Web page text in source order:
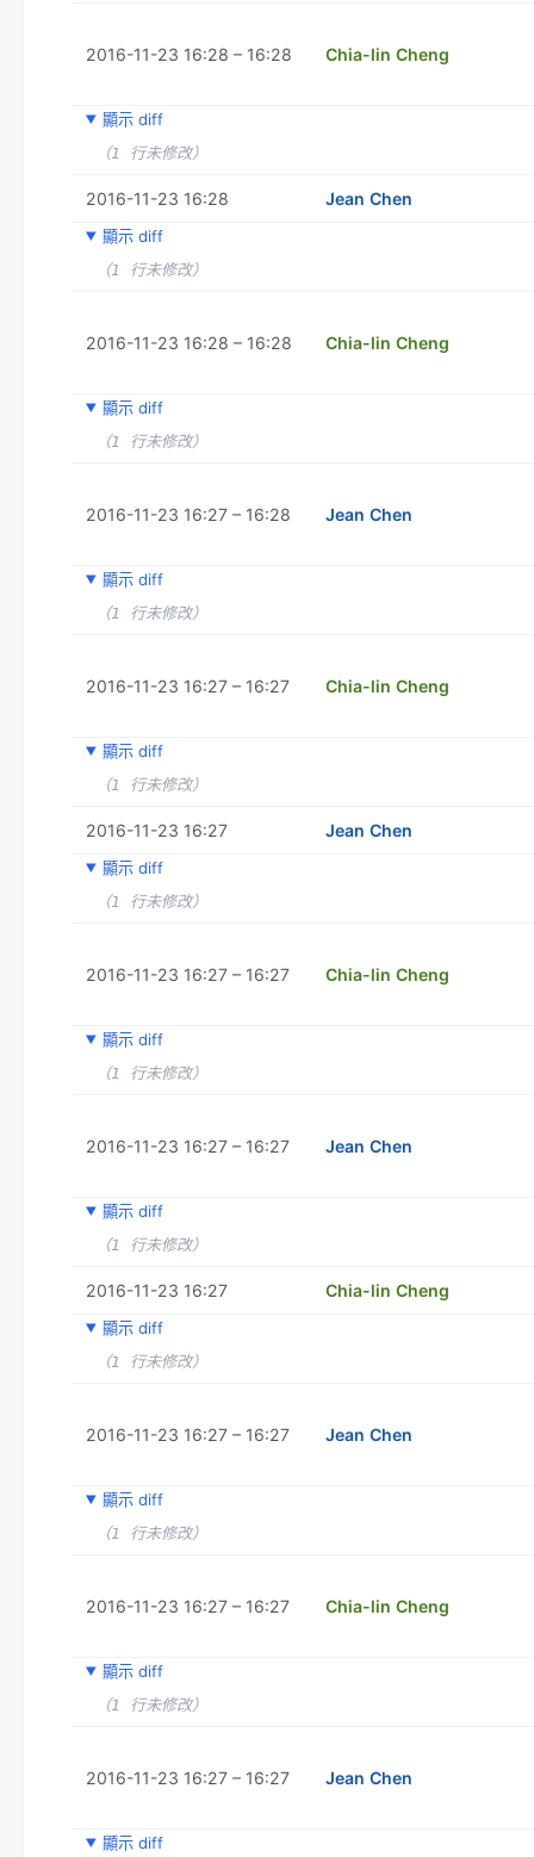
2016-11-23 16:28 – 16:28 Chia-lin Cheng
顯示 diff
（1 行未修改）
2016-11-23 16:28 Jean Chen
顯示 diff
（1 行未修改）
2016-11-23 16:28 – 16:28 Chia-lin Cheng
顯示 diff
（1 行未修改）
2016-11-23 16:27 – 16:28 Jean Chen
顯示 diff
（1 行未修改）
2016-11-23 16:27 – 16:27 Chia-lin Cheng
顯示 diff
（1 行未修改）
2016-11-23 16:27 Jean Chen
顯示 diff
（1 行未修改）
2016-11-23 16:27 – 16:27 Chia-lin Cheng
顯示 diff
（1 行未修改）
2016-11-23 16:27 – 16:27 Jean Chen
顯示 diff
（1 行未修改）
2016-11-23 16:27 Chia-lin Cheng
顯示 diff
（1 行未修改）
2016-11-23 16:27 – 16:27 Jean Chen
顯示 diff
（1 行未修改）
2016-11-23 16:27 – 16:27 Chia-lin Cheng
顯示 diff
（1 行未修改）
2016-11-23 16:27 – 16:27 Jean Chen
顯示 diff